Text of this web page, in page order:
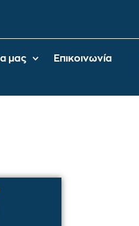
μας Επικοινωνία